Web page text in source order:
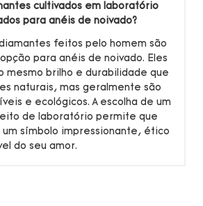
cultivados em laboratório
para anéis de noivado?
diamantes feitos pelo homem são
para anéis de noivado. Eles
mesmo brilho e durabilidade que
naturais, mas geralmente são
e ecológicos. A escolha de um
de laboratório permite que
um símbolo impressionante, ético
do seu amor.